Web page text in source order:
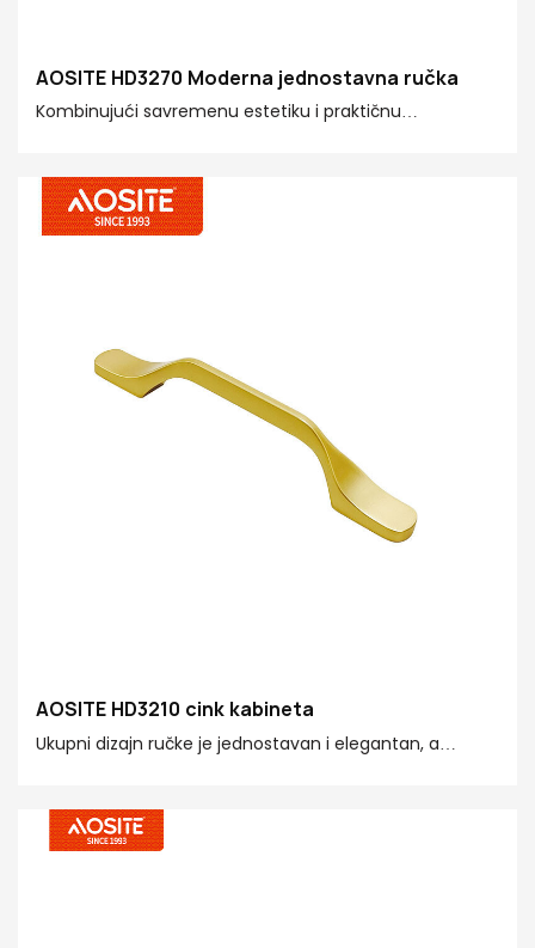
AOSITE HD3270 Moderna jednostavna ručka
Kombinujući savremenu estetiku i praktičnu
dodajući decentne, ali luksuzne detalje vašem
životnom prostoru.
AOSITE HD3210 cink kabineta
Ukupni dizajn ručke je jednostavan i elegantan, a
integrirati u različite kućne stilove kao što su moderna
jednostavnost, lagana luksuz i industrijski stil